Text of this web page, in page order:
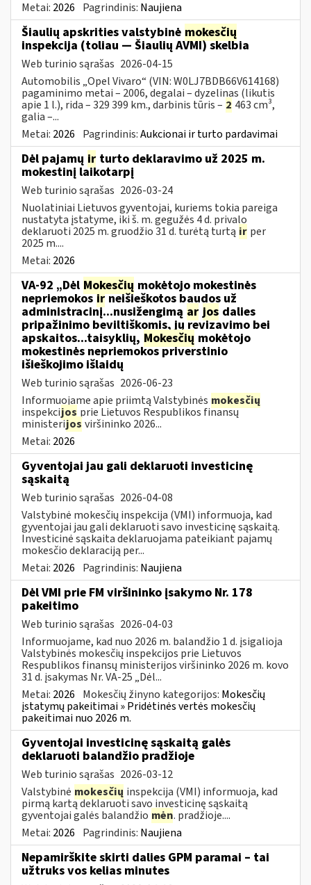
Metai: 2026 Pagrindinis: Naujiena
Šiaulių apskrities valstybinė mokesčių
inspekcija (toliau — Šiaulių AVMI) skelbia
Web turinio sąrašas 2026-04-15
Automobilis „Opel Vivaro“ (VIN: W0LJ7BDB66V614168)
pagaminimo metai – 2006, degalai – dyzelinas (likutis
apie 1 l.), rida – 329 399 km., darbinis tūris – 2 463 cm³,
galia –...
Metai: 2026 Pagrindinis:Aukcionai ir turto pardavimai
Dėl pajamų ir turto deklaravimo už 2025 m.
mokestinį laikotarpį
Web turinio sąrašas 2026-03-24
Nuolatiniai Lietuvos gyventojai, kuriems tokia pareiga
nustatyta įstatyme, iki š. m. gegužės 4 d. privalo
deklaruoti 2025 m. gruodžio 31 d. turėtą turtą ir per
2025 m....
Metai: 2026
VA-92 „Dėl Mokesčių mokėtojo mokestinės
nepriemokosirneišieškotos baudos už
administracinį...nusižengimą ar jos dalies
pripažinimo beviltiškomis, jų revizavimo bei
apskaitos...taisyklių, Mokesčių mokėtojo
mokestinės nepriemokos priverstinio
išieškojimo išlaidų
Web turinio sąrašas 2026-06-23
Informuojame apie priimtą Valstybinės mokesčių
inspekcijos prie Lietuvos Respublikos finansų
ministerijos viršininko 2026...
Metai: 2026
Gyventojai jau gali deklaruoti investicinę
sąskaitą
Web turinio sąrašas 2026-04-08
Valstybinė mokesčių inspekcija (VMI) informuoja, kad
gyventojai jau gali deklaruoti savo investicinę sąskaitą.
Investicinė sąskaita deklaruojama pateikiant pajamų
mokesčio deklaraciją per...
Metai: 2026 Pagrindinis: Naujiena
Dėl VMI prie FM viršininko įsakymo Nr. 178
pakeitimo
Web turinio sąrašas 2026-04-03
Informuojame, kad nuo 2026 m. balandžio 1 d. įsigalioja
Valstybinės mokesčių inspekcijos prie Lietuvos
Respublikos finansų ministerijos viršininko 2026 m. kovo
31 d. įsakymas Nr. VA-25 „Dėl...
Metai: 2026 Mokesčių žinyno kategorijos: Mokesčių
įstatymų pakeitimai » Pridėtinės vertės mokesčių
pakeitimai nuo 2026 m.
Gyventojai investicinę sąskaitą galės
deklaruoti balandžio pradžioje
Web turinio sąrašas 2026-03-12
Valstybinė mokesčių inspekcija (VMI) informuoja, kad
pirmą kartą deklaruoti savo investicinę sąskaitą
gyventojai galės balandžio mėn. pradžioje....
Metai: 2026 Pagrindinis: Naujiena
Nepamirškite skirti dalies GPM paramai – tai
užtruks vos kelias minutes